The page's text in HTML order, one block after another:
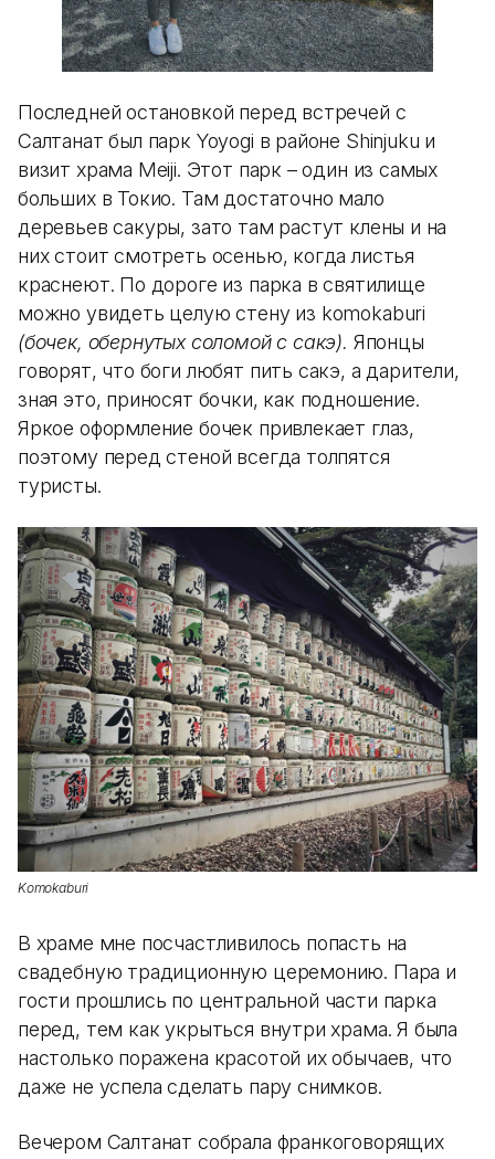
Последней остановкой перед встречей с
Салтанат был парк Yoyogi в районе Shinjuku и
визит храма Meiji. Этот парк – один из самых
больших в Токио. Там достаточно мало
деревьев сакуры, зато там растут клены и на
них стоит смотреть осенью, когда листья
краснеют. По дороге из парка в святилище
можно увидеть целую стену из komokaburi
(бочек, обернутых соломой с сакэ). Японцы
говорят, что боги любят пить сакэ, а дарители,
зная это, приносят бочки, как подношение.
Яркое оформление бочек привлекает глаз,
поэтому перед стеной всегда толпятся
туристы.
Komokaburi
В храме мне посчастливилось попасть на
свадебную традиционную церемонию. Пара и
гости прошлись по центральной части парка
перед, тем как укрыться внутри храма. Я была
настолько поражена красотой их обычаев, что
даже не успела сделать пару снимков.
Вечером Салтанат собрала франкоговорящих